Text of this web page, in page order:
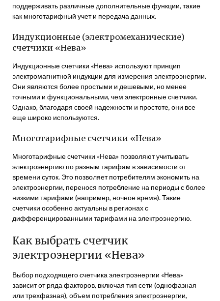
поддерживать различные дополнительные функции, такие
как многотарифный учет и передача данных.
Индукционные (электромеханические)
счетчики «Нева»
Индукционные счетчики «Нева» используют принцип
электромагнитной индукции для измерения электроэнергии.
Они являются более простыми и дешевыми, но менее
точными и функциональными, чем электронные счетчики.
Однако, благодаря своей надежности и простоте, они все
еще широко используются.
Многотарифные счетчики «Нева»
Многотарифные счетчики «Нева» позволяют учитывать
электроэнергию по разным тарифам в зависимости от
времени суток. Это позволяет потребителям экономить на
электроэнергии, перенося потребление на периоды с более
низкими тарифами (например, ночное время). Такие
счетчики особенно актуальны в регионах с
дифференцированными тарифами на электроэнергию.
Как выбрать счетчик
электроэнергии «Нева»
Выбор подходящего счетчика электроэнергии «Нева»
зависит от ряда факторов, включая тип сети (однофазная
или трехфазная), объем потребления электроэнергии,